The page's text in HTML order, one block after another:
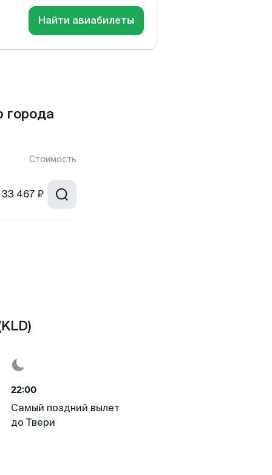
Найти авиабилеты
Стоимость
33 467 ₽
22:00
Самый поздний вылет
до Твери